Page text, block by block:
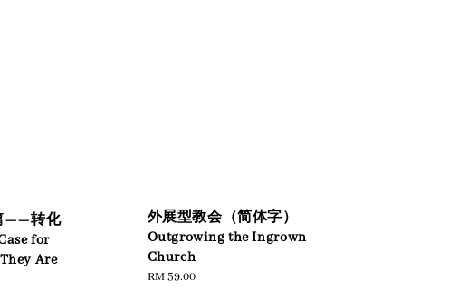
——转化
for
Are
外展型教会（简体字）
Outgrowing the Ingrown
Church
Regular
RM 59.00